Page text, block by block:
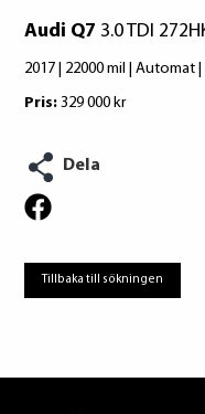
Audi Q7 3.0 TDI
2017 | 22000 mil | Automat
Pris: 329 000 kr
Dela
Tillbaka till sökningen